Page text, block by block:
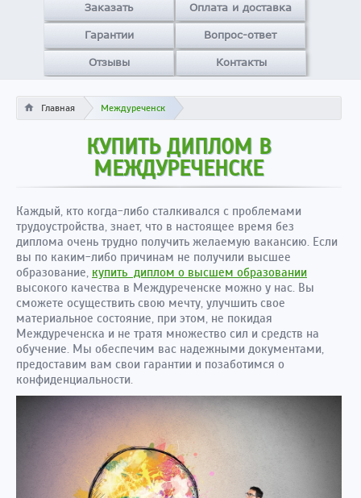
Заказать Оплата и доставка
Гарантии Вопрос-ответ
Отзывы Контакты
Главная Междуреченск
КУПИТЬ ДИПЛОМ В
МЕЖДУРЕЧЕНСКЕ
Каждый, кто когда-либо сталкивался с проблемами
трудоустройства, знает, что в настоящее время без
диплома очень трудно получить желаемую вакансию. Если
вы по каким-либо причинам не получили высшее
образование, купить диплом о высшем образовании
высокого качества в Междуреченске можно у нас. Вы
сможете осуществить свою мечту, улучшить свое
материальное состояние, при этом, не покидая
Междуреченска и не тратя множество сил и средств на
обучение. Мы обеспечим вас надежными документами,
предоставим вам свои гарантии и позаботимся о
конфиденциальности.